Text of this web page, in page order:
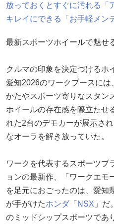
放っておくとすぐに汚れる
キレイにできる「お手軽メン
最新スポーツホイールで魅せ
クルマの印象を決定づけるホ
愛知2026のワークブースには
かたやスポーツ寄りなスタン
ホイールの存在感を際立たせ
れた2台のデモカーが展示さ
なオーラを解き放っていた。
ワークを代表するスポーツブ
ョンの最新作、「ワークエモ
を足元におごったのは、愛知
が手がけたホンダ 「 NSX 」
のミッドシップスポーツであ